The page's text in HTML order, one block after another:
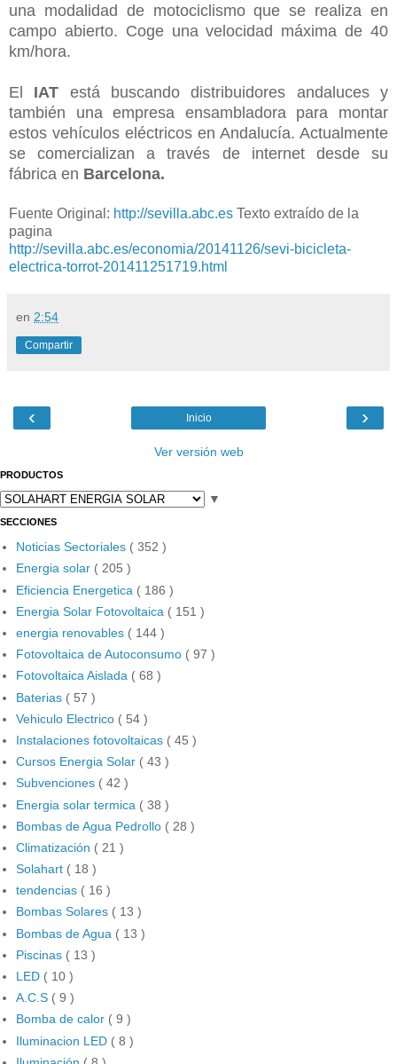
una modalidad de motociclismo que se realiza en
campo abierto. Coge una velocidad máxima de 40
km/hora.
El IAT está buscando distribuidores andaluces y
también una empresa ensambladora para montar
estos vehículos eléctricos en Andalucía. Actualmente
se comercializan a través de internet desde su
fábrica en Barcelona.
Fuente Original: http://sevilla.abc.es Texto extraído de la
pagina
http://sevilla.abc.es/economia/20141126/sevi-bicicleta-
electrica-torrot-201411251719.html
en 2:54
Compartir
‹ ›
Inicio
Ver versión web
PRODUCTOS
▼
SECCIONES
Noticias Sectoriales ( 352 )
Energia solar ( 205 )
Eficiencia Energetica ( 186 )
Energia Solar Fotovoltaica ( 151 )
energia renovables ( 144 )
Fotovoltaica de Autoconsumo ( 97 )
Fotovoltaica Aislada ( 68 )
Baterias ( 57 )
Vehiculo Electrico ( 54 )
Instalaciones fotovoltaicas ( 45 )
Cursos Energia Solar ( 43 )
Subvenciones ( 42 )
Energia solar termica ( 38 )
Bombas de Agua Pedrollo ( 28 )
Climatización ( 21 )
Solahart ( 18 )
tendencias ( 16 )
Bombas Solares ( 13 )
Bombas de Agua ( 13 )
Piscinas ( 13 )
LED ( 10 )
A.C.S ( 9 )
Bomba de calor ( 9 )
Iluminacion LED ( 8 )